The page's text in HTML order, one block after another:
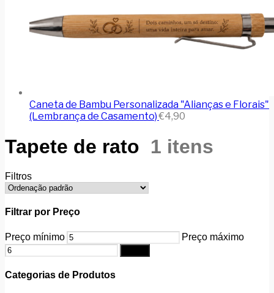
Caneta de Bambu Personalizada "Alianças e Florais"
(Lembrança de Casamento) €4,90
Tapete de rato 1 itens
Filtros
Filtrar por Preço
Preço mínimo Preço máximo
Categorias de Produtos